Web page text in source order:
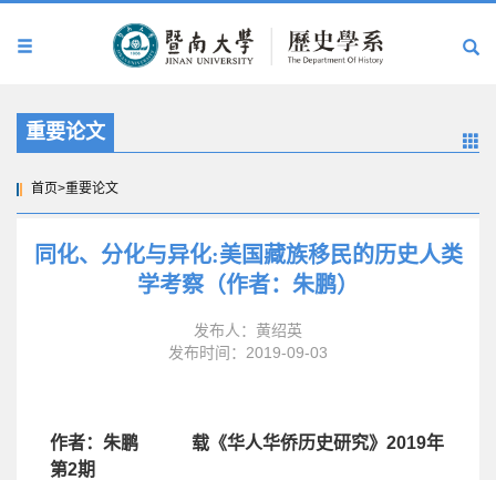
重要论文
首页>重要论文
同化、分化与异化:美国藏族移民的历史人类
学考察（作者：朱鹏）
发布人：黄绍英
发布时间：2019-09-03
作者：朱鹏 载《华人华侨历史研究》 2019年
第2期